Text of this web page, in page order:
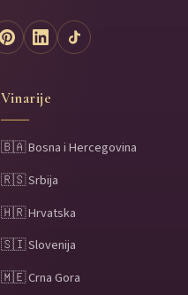
Vinarije
🇧🇦 Bosna i Hercegovina
🇷🇸 Srbija
🇭🇷 Hrvatska
🇸🇮 Slovenija
🇲🇪 Crna Gora